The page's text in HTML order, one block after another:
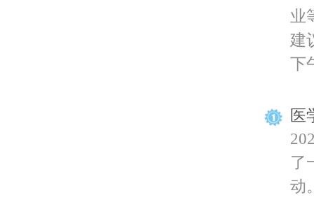
业
建
下
医
了
动